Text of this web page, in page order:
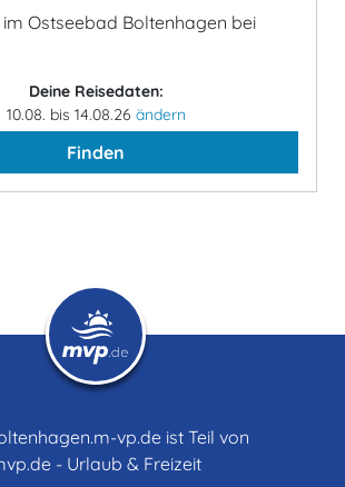
Ostseebad Boltenhagen bei
Deine Reisedaten:
10.08. bis 14.08.26 ändern
Finden
vp.de ist Teil von
- Urlaub & Freizeit